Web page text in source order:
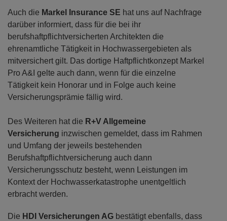
Auch die Markel Insurance SE hat uns auf Nachfrage
darüber informiert, dass für die bei ihr
berufshaftpflichtversicherten Architekten die
ehrenamtliche Tätigkeit in Hochwassergebieten als
mitversichert gilt. Das dortige Haftpflichtkonzept Markel
Pro A&I gelte auch dann, wenn für die einzelne
Tätigkeit kein Honorar und in Folge auch keine
Versicherungsprämie fällig wird.
Des Weiteren hat die R+V Allgemeine
Versicherung inzwischen gemeldet, dass im Rahmen
und Umfang der jeweils bestehenden
Berufshaftpflichtversicherung auch dann
Versicherungsschutz besteht, wenn Leistungen im
Kontext der Hochwasserkatastrophe unentgeltlich
erbracht werden.
Die HDI Versicherungen AG bestätigt ebenfalls, dass